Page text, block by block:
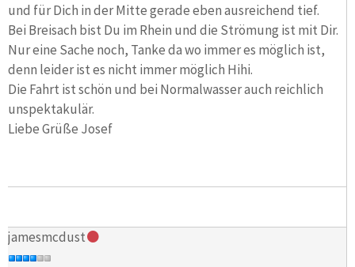
und für Dich in der Mitte gerade eben ausreichend tief.
Bei Breisach bist Du im Rhein und die Strömung ist mit Dir.
Nur eine Sache noch, Tanke da wo immer es möglich ist,
denn leider ist es nicht immer möglich Hihi.
Die Fahrt ist schön und bei Normalwasser auch reichlich
unspektakulär.
Liebe Grüße Josef
jamesmcdust